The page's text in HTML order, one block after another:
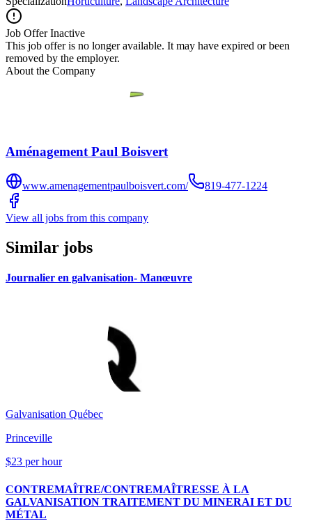
Job Offer Inactive
This job offer is no longer available. It may have expired or been
removed by the employer.
About the Company
Aménagement Paul Boisvert
www.amenagementpaulboisvert.com/ 819-477-1224
View all jobs from this company
Similar jobs
Journalier en galvanisation- Manœuvre
Galvanisation Québec
Princeville
$23 per hour
CONTREMAÎTRE/CONTREMAÎTRESSE À LA
GALVANISATION TRAITEMENT DU MINERAI ET DU
MÉTAL